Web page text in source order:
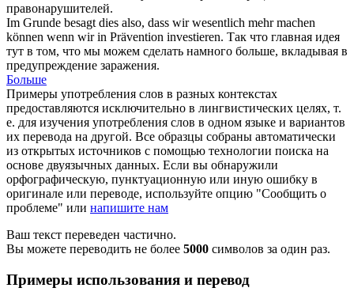
правонарушителей.
Im Grunde besagt dies also, dass wir wesentlich mehr machen
können wenn wir in Prävention investieren. Так что главная идея
тут в том, что мы можем сделать намного больше, вкладывая в
предупреждение заражения.
Больше
Примеры употребления слов в разных контекстах
предоставляются исключительно в лингвистических целях, т.
е. для изучения употребления слов в одном языке и вариантов
их перевода на другой. Все образцы собраны автоматически
из открытых источников с помощью технологии поиска на
основе двуязычных данных. Если вы обнаружили
орфографическую, пунктуационную или иную ошибку в
оригинале или переводе, используйте опцию "Сообщить о
проблеме" или напишите нам
Ваш текст переведен частично.
Вы можете переводить не более 5000 символов за один раз.
Примеры использования и перевод